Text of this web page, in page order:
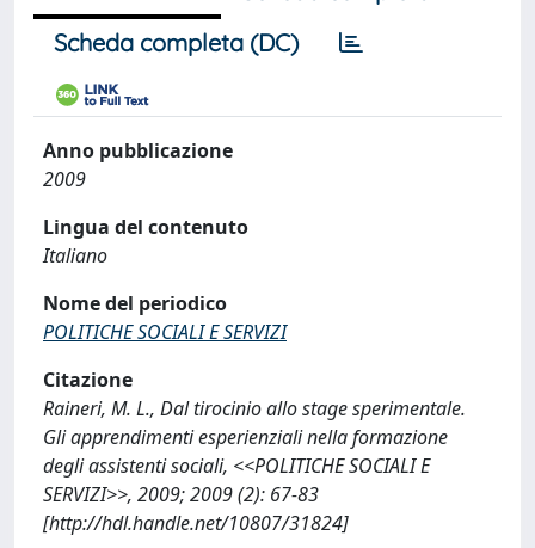
Scheda completa (DC)
Anno pubblicazione
2009
Lingua del contenuto
Italiano
Nome del periodico
POLITICHE SOCIALI E SERVIZI
Citazione
Raineri, M. L., Dal tirocinio allo stage sperimentale.
Gli apprendimenti esperienziali nella formazione
degli assistenti sociali, <<POLITICHE SOCIALI E
SERVIZI>>, 2009; 2009 (2): 67-83
[http://hdl.handle.net/10807/31824]